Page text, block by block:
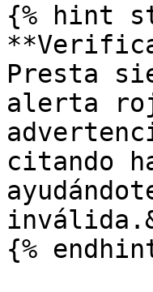
{% hint
Presta
alerta
citando
{%